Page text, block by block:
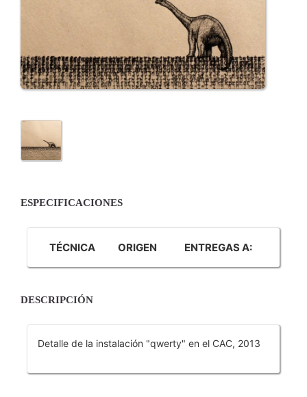
ESPECIFICACIONES
TÉCNICA ORIGEN ENTREGAS A:
DESCRIPCIÓN
Detalle de la instalación "qwerty" en el CAC, 2013